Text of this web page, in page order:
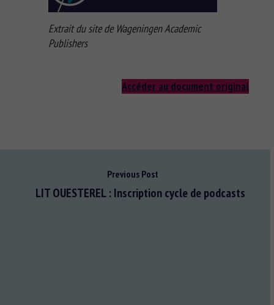
Extrait du site de Wageningen Academic
Publishers
Accéder au document original
Previous Post
LIT OUESTEREL : Inscription cycle de podcasts